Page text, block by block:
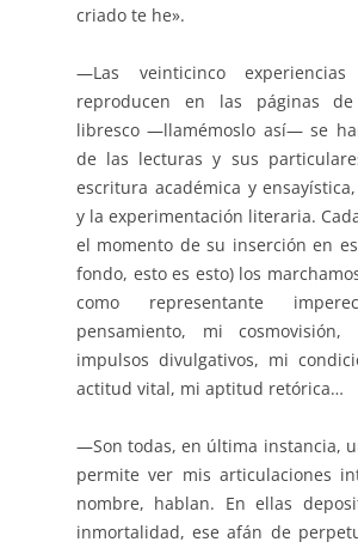
criado te he».
—Las veinticinco
reproducen en las páginas
libresco —llamémoslo así— se
de las lecturas y sus
escritura académica y
y la experimentación literaria.
el momento de su inserción en
fondo, esto es esto) los
como representante
pensamiento, mi
impulsos divulgativos, mi
actitud vital, mi aptitud retórica…
—Son todas, en última instancia,
permite ver mis articulaciones
nombre, hablan. En ellas
inmortalidad, ese afán de